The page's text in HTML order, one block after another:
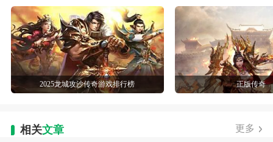
2025龙城攻沙传奇游戏排行榜 正版传奇
相关文章 更多